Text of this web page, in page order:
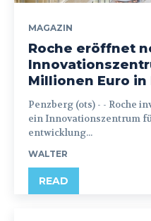
MAGAZIN
Roche eröffnet
Millionen Euro in
Penzberg (ots) - - Roche investiert 300 Millionen Euro in
ein Innovationszentrum
entwicklung...
WALTER
READ